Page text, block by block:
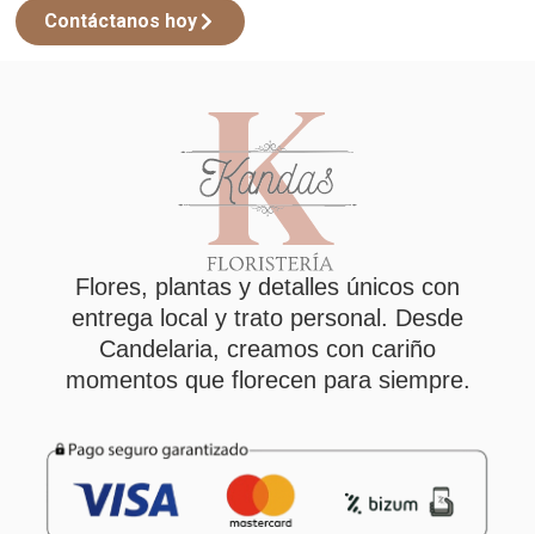
Contáctanos hoy
Flores, plantas y detalles únicos con
entrega local y trato personal. Desde
Candelaria, creamos con cariño
momentos que florecen para siempre.